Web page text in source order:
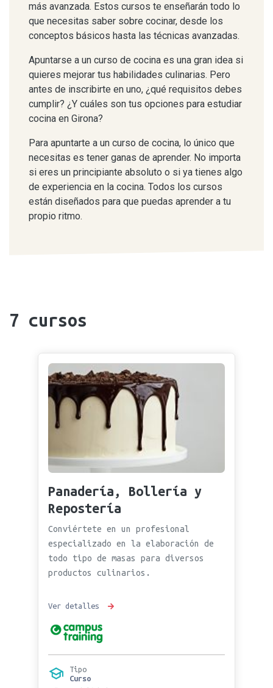
más avanzada. Estos cursos te enseñarán todo lo
que necesitas saber sobre cocinar, desde los
conceptos básicos hasta las técnicas avanzadas.
Apuntarse a un curso de cocina es una gran idea si
quieres mejorar tus habilidades culinarias. Pero
antes de inscribirte en uno, ¿qué requisitos debes
cumplir? ¿Y cuáles son tus opciones para estudiar
cocina en Girona?
Para apuntarte a un curso de cocina, lo único que
necesitas es tener ganas de aprender. No importa
si eres un principiante absoluto o si ya tienes algo
de experiencia en la cocina. Todos los cursos
están diseñados para que puedas aprender a tu
propio ritmo.
7 cursos
Panadería, Bollería y
Repostería
Conviértete en un profesional
especializado en la elaboración de
todo tipo de masas para diversos
productos culinarios.
Ver detalles
Tipo
Curso